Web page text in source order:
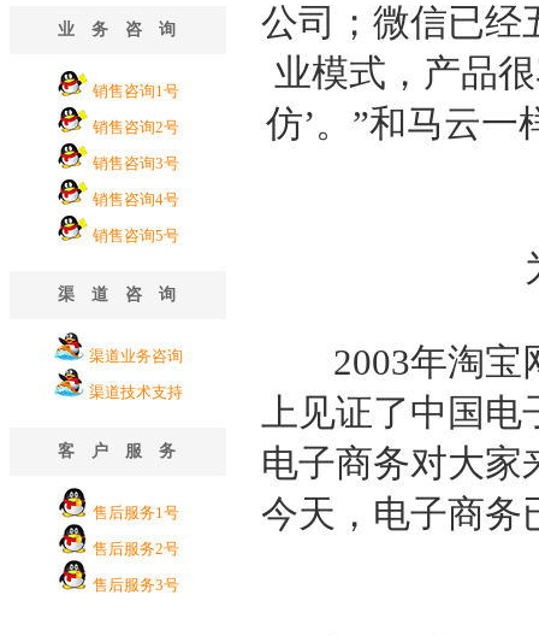
业务咨询
销售咨询1号
销售咨询2号
销售咨询3号
销售咨询4号
销售咨询5号
渠道咨询
渠道业务咨询
渠道技术支持
客户服务
售后服务1号
售后服务2号
售后服务3号
公司；微信已经
业模式，产品
仿’。”和马云
为
2003年淘宝网
上见证了中国电
电子商务对大家
今天，电子商务